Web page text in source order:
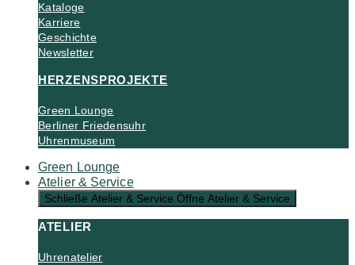
Kataloge
Karriere
Geschichte
Newsletter
HERZENSPROJEKTE
Green Lounge
Berliner Friedensuhr
Uhrenmuseum
Green Lounge
Atelier & Service
Schließe Atelier & Service Öffne Atelier & Service
ATELIER
Uhrenatelier